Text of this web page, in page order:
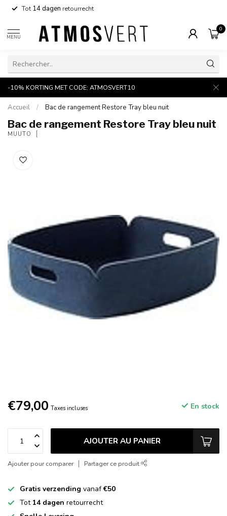
Tot14 dagen retourrecht
MENU
0
-10% KORTING MET CODE: ATMOSVERT10
Accueil / Bac de rangement Restore Tray bleu nuit
Bac de rangement Restore Tray bleu nuit
MUUTO
€79,00 Taxes incluses En stock
AJOUTER AU PANIER
Ajouter pour comparer Partager ce produit
Gratis verzending vanaf€50
Tot 14 dagen retourrecht